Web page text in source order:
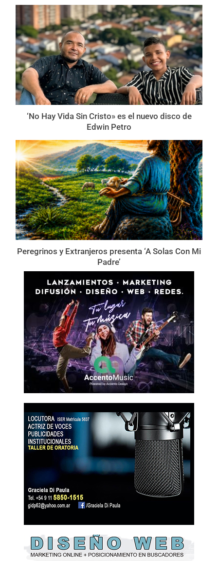
‘No Hay Vida Sin Cristo» es el nuevo disco de
Edwin Petro
Peregrinos y Extranjeros presenta ‘A Solas Con Mi
Padre’